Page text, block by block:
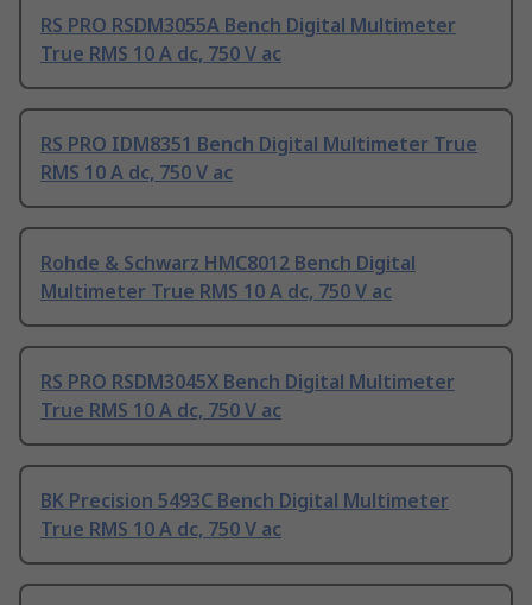
RS PRO RSDM3055A Bench Digital Multimeter
True RMS 10 A dc, 750 V ac
RS PRO IDM8351 Bench Digital Multimeter True
RMS 10 A dc, 750 V ac
Rohde & Schwarz HMC8012 Bench Digital
Multimeter True RMS 10 A dc, 750 V ac
RS PRO RSDM3045X Bench Digital Multimeter
True RMS 10 A dc, 750 V ac
BK Precision 5493C Bench Digital Multimeter
True RMS 10 A dc, 750 V ac